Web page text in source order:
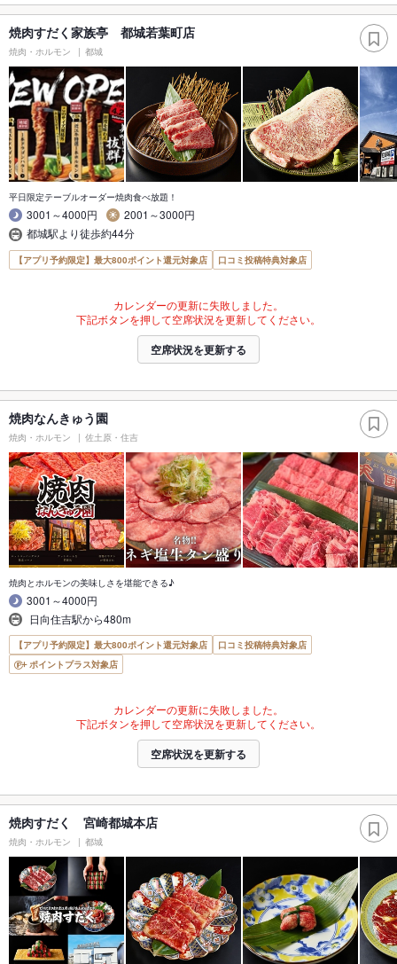
焼肉すだく家族亭 都城若葉町店
焼肉・ホルモン 都城
平日限定テーブルオーダー焼肉食べ放題！
3001～4000円
2001～3000円
都城駅より徒歩約44分
【アプリ予約限定】最大800ポイント還元対象店 口コミ投稿特典対象店
カレンダーの更新に失敗しました。
下記ボタンを押して空席状況を更新してください。
空席状況を更新する
焼肉なんきゅう園
焼肉・ホルモン 佐土原・住吉
焼肉とホルモンの美味しさを堪能できる♪
3001～4000円
日向住吉駅から480m
【アプリ予約限定】最大800ポイント還元対象店
口コミ投稿特典対象店
ポイントプラス対象店
カレンダーの更新に失敗しました。
下記ボタンを押して空席状況を更新してください。
空席状況を更新する
焼肉すだく 宮崎都城本店
焼肉・ホルモン 都城